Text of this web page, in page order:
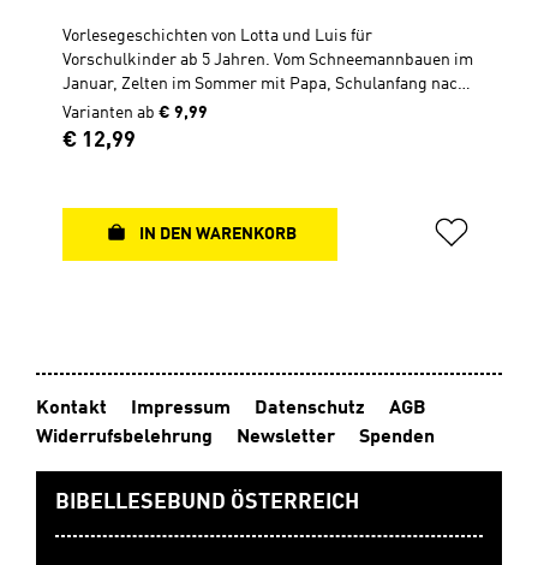
Vorlesegeschichten von Lotta und Luis für
Vorschulkinder ab 5 Jahren. Vom Schneemannbauen im
Januar, Zelten im Sommer mit Papa, Schulanfang nach
den Sommerferien, bis hin zu Ohrenschmerzen im
Advent. Die Zwillinge erleben ein ganz besonders
spannendes Jahr! 45 Vorlesegeschichten Überarbeitete
--------------- Zu diesem Buch gibt es Quizfragen in
Antolin.Antolin ist ein Online-Portal zur Leseförderung
Varianten ab € 9,99
Regulärer Preis:
€ 12,99
IN DEN WARENKORB
Kontakt Impressum Datenschutz
AGB
Widerrufsbelehrung
Newsletter Spenden
BIBELLESEBUND ÖSTERREICH